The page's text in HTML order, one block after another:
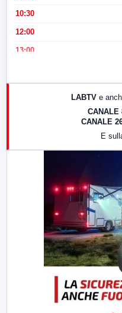
10:30
12:00
13:00
LABTV e
CANALE
CANALE
E